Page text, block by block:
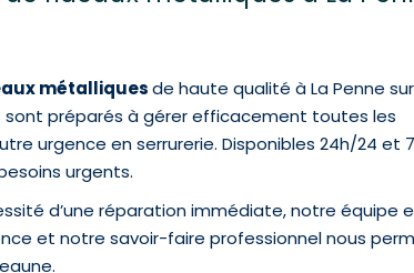
métalliquesde haute qualité à La Penne sur
sont préparés à gérer efficacement toutes les
urgence en serrurerie. Disponibles 24h/24 et
urgents.
d’une réparation immédiate, notre équipe
et notre savoir-faire professionnel nous